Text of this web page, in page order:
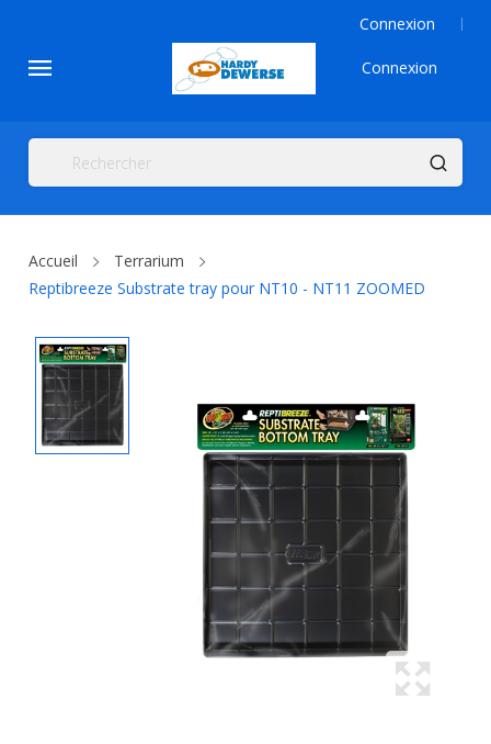
Connexion
Connexion
Accueil
Terrarium
Reptibreeze Substrate tray pour NT10 - NT11 ZOOMED